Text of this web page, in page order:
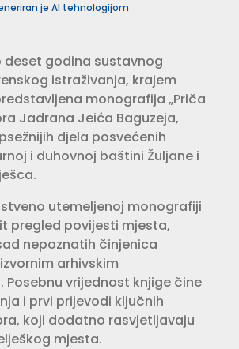
je AI tehnologijom
deset godina sustavnog
istraživanja, krajem
monografija „Priča
Jadrana Jeića Baguzeja,
djela posvećenih
i duhovnoj baštini Žuljane i
utemeljenoj monografiji
pregled povijesti mjesta,
nepoznatih činjenica
arhivskim
Posebnu vrijednost knjige čine
i prvi prijevodi ključnih
koji dodatno rasvjetljavaju
mjesta.